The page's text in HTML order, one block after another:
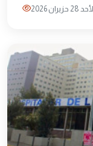
28 حزيران 2026